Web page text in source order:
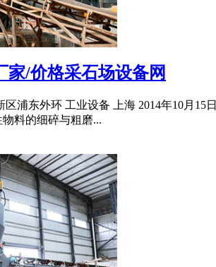
家/价格采石场设备网
浦东外环 工业设备 上海 2014年10月
料的细碎与粗磨...